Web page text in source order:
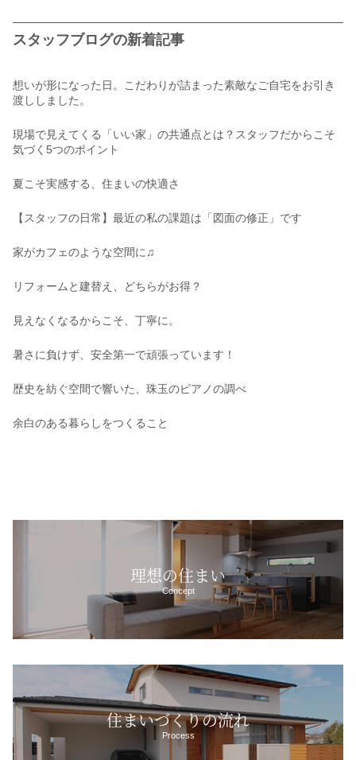
スタッフブログの新着記事
想いが形になった日。こだわりが詰まった素敵なご自宅をお引き
渡ししました。
現場で見えてくる「いい家」の共通点とは？スタッフだからこそ
気づく5つのポイント
夏こそ実感する、住まいの快適さ
【スタッフの日常】最近の私の課題は「図面の修正」です
家がカフェのような空間に♫
リフォームと建替え、どちらがお得？
見えなくなるからこそ、丁寧に。
暑さに負けず、安全第一で頑張っています！
歴史を紡ぐ空間で響いた、珠玉のピアノの調べ
余白のある暮らしをつくること
理想の住まい
Concept
住まいづくりの流れ
Process